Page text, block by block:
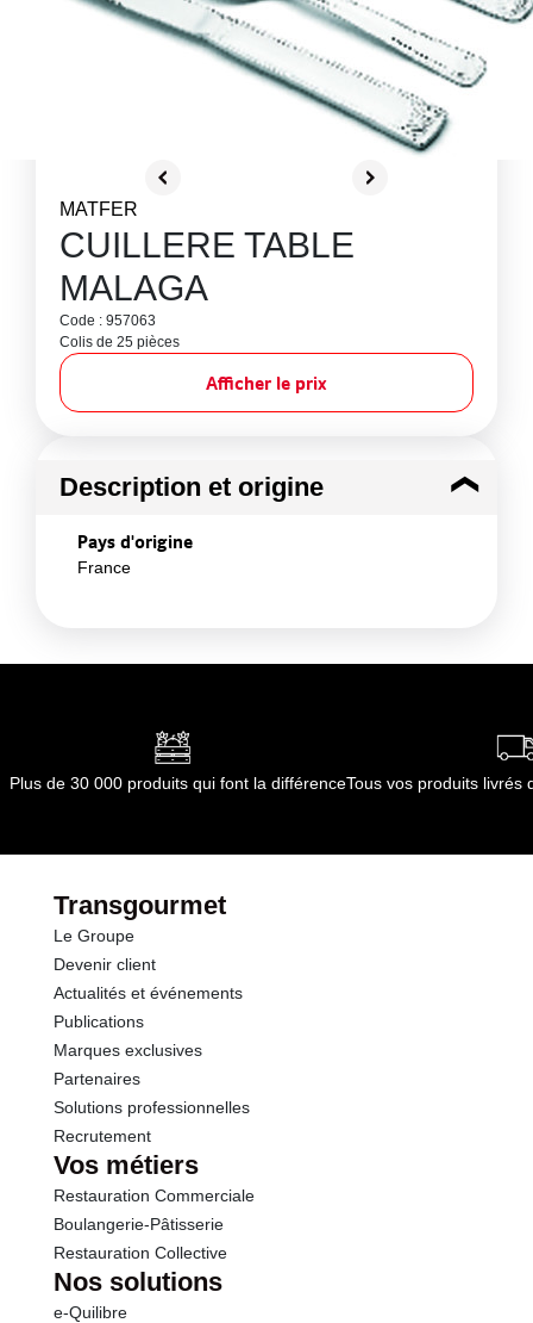
MATFER
CUILLERE TABLE
MALAGA
Code : 957063
Colis de 25 pièces
Afficher le prix
Description et origine
Pays d'origine
France
Plus de 30 000 produits qui font la différenceTous vos produits livrés
Transgourmet
Le Groupe
Devenir client
Actualités et événements
Publications
Marques exclusives
Partenaires
Solutions professionnelles
Recrutement
Vos métiers
Restauration Commerciale
Boulangerie-Pâtisserie
Restauration Collective
Nos solutions
e-Quilibre